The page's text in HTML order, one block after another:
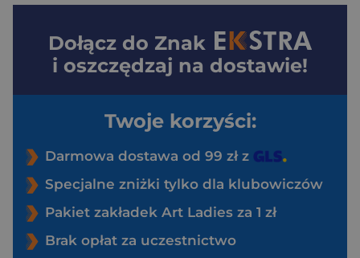
Dołącz do Znak
i oszczędzaj na dostawie!
Twoje korzyści:
Darmowa dostawa od 99 zł z
Specjalne zniżki tylko dla klubowiczów
Pakiet zakładek Art Ladies za 1 zł
Brak opłat za uczestnictwo